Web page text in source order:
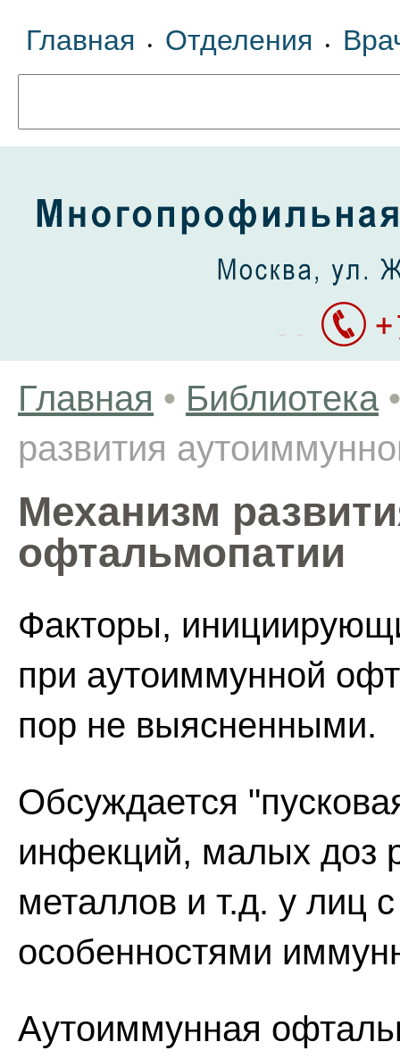
Главная • Отделения •
Главная • Библиотека •
развития
Механизм
офтальмопатии
Факторы,
при аутоиммунной
пор не выясненными.
Обсуждается
инфекций, малых доз
металлов и т.д. у лиц
особенностями
Аутоиммунная